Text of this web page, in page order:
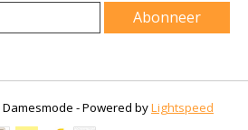
Abonneer
- Powered byLightspeed